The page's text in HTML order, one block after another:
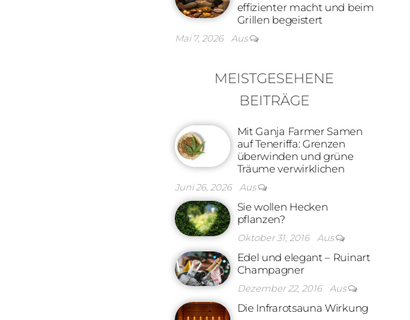
effizienter macht und beim
Grillen begeistert
Mai 7, 2026 Aus
MEISTGESEHENE
BEITRÄGE
Mit Ganja Farmer Samen
auf Teneriffa: Grenzen
überwinden und grüne
Träume verwirklichen
Juni 26, 2026 Aus
Sie wollen Hecken
pflanzen?
Oktober 31, 2016 Aus
Edel und elegant – Ruinart
Champagner
Dezember 22, 2016 Aus
Die Infrarotsauna Wirkung